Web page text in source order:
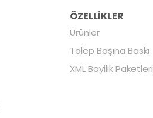
ÖZELLİKLER
Ürünler
Talep Başına Baskı
XML Bayilik Paketleri